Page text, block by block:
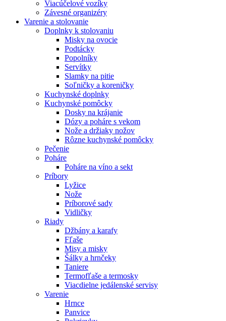
Viacúčelové vozíky
Závesné organizéry
Varenie a stolovanie
Doplnky k stolovaniu
Misky na ovocie
Podtácky
Popolníky
Servítky
Slamky na pitie
Soľničky a koreničky
Kuchynské doplnky
Kuchynské pomôcky
Dosky na krájanie
Dózy a poháre s vekom
Nože a držiaky nožov
Rôzne kuchynské pomôcky
Pečenie
Poháre
Poháre na víno a sekt
Príbory
Lyžice
Nože
Príborové sady
Vidličky
Riady
Džbány a karafy
Fľaše
Misy a misky
Šálky a hrnčeky
Taniere
Termofľaše a termosky
Viacdielne jedálenské servisy
Varenie
Hrnce
Panvice